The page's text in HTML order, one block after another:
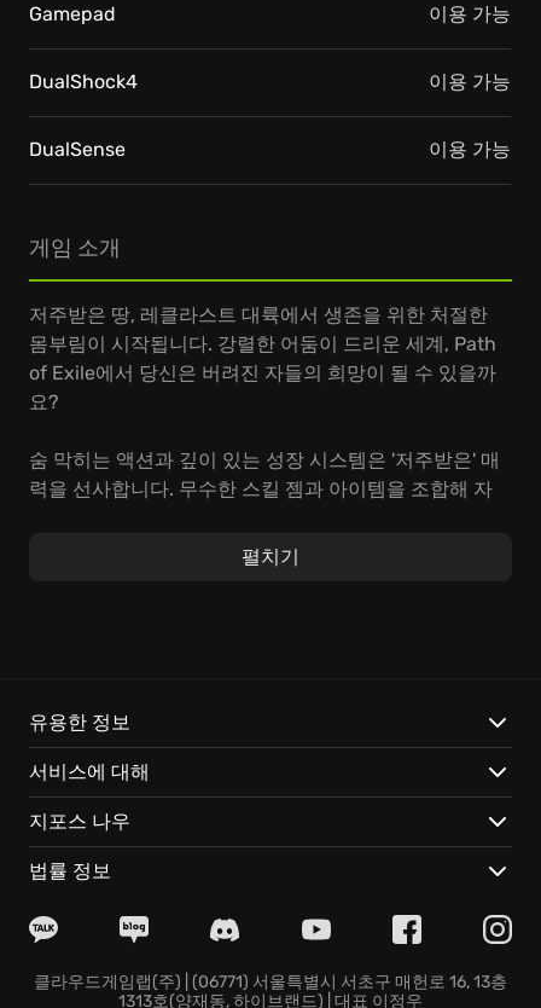
게임 소개
저주받은 땅, 레클라스트 대륙에서 생존을 위한 처절한
몸부림이 시작됩니다. 강렬한 어둠이 드리운 세계, Path
of Exile에서 당신은 버려진 자들의 희망이 될 수 있을까
요?
숨 막히는 액션과 깊이 있는 성장 시스템은 '저주받은' 매
력을 선사합니다. 무수한 스킬 젬과 아이템을 조합해 자
하며 잊을 수 없는 '모험'을 경험하세요. 말 그대로 '자유로
끝없는 도전
: 새로운 확장팩과 시즌 리그가 끊임없이 업데
이트되어, 늘 새로운 목표와 즐길 거리가 당신을 기다립
니다.
개성의 극대화
만의 독특한 스타일을 완성하세요.
경쟁의 불꽃
: 래더 시스템과 PvP 아레나에서 실력을 겨루
지금 바로 Path of Exile의 세계로 뛰어들어, 잊혀진 영웅
기는 영원히 사라질지도 모릅니다.
펼치기
Gamepad 이용 가능
DualShock4 이용 가능
DualSense 이용 가능
유용한 정보
서비스에 대해
지포스 나우
법률 정보
클라우드게임랩(주) | (06771) 서울특별시 서초구 매헌로 16, 13층
1313호(양재동, 하이브랜드) | 대표 이정우